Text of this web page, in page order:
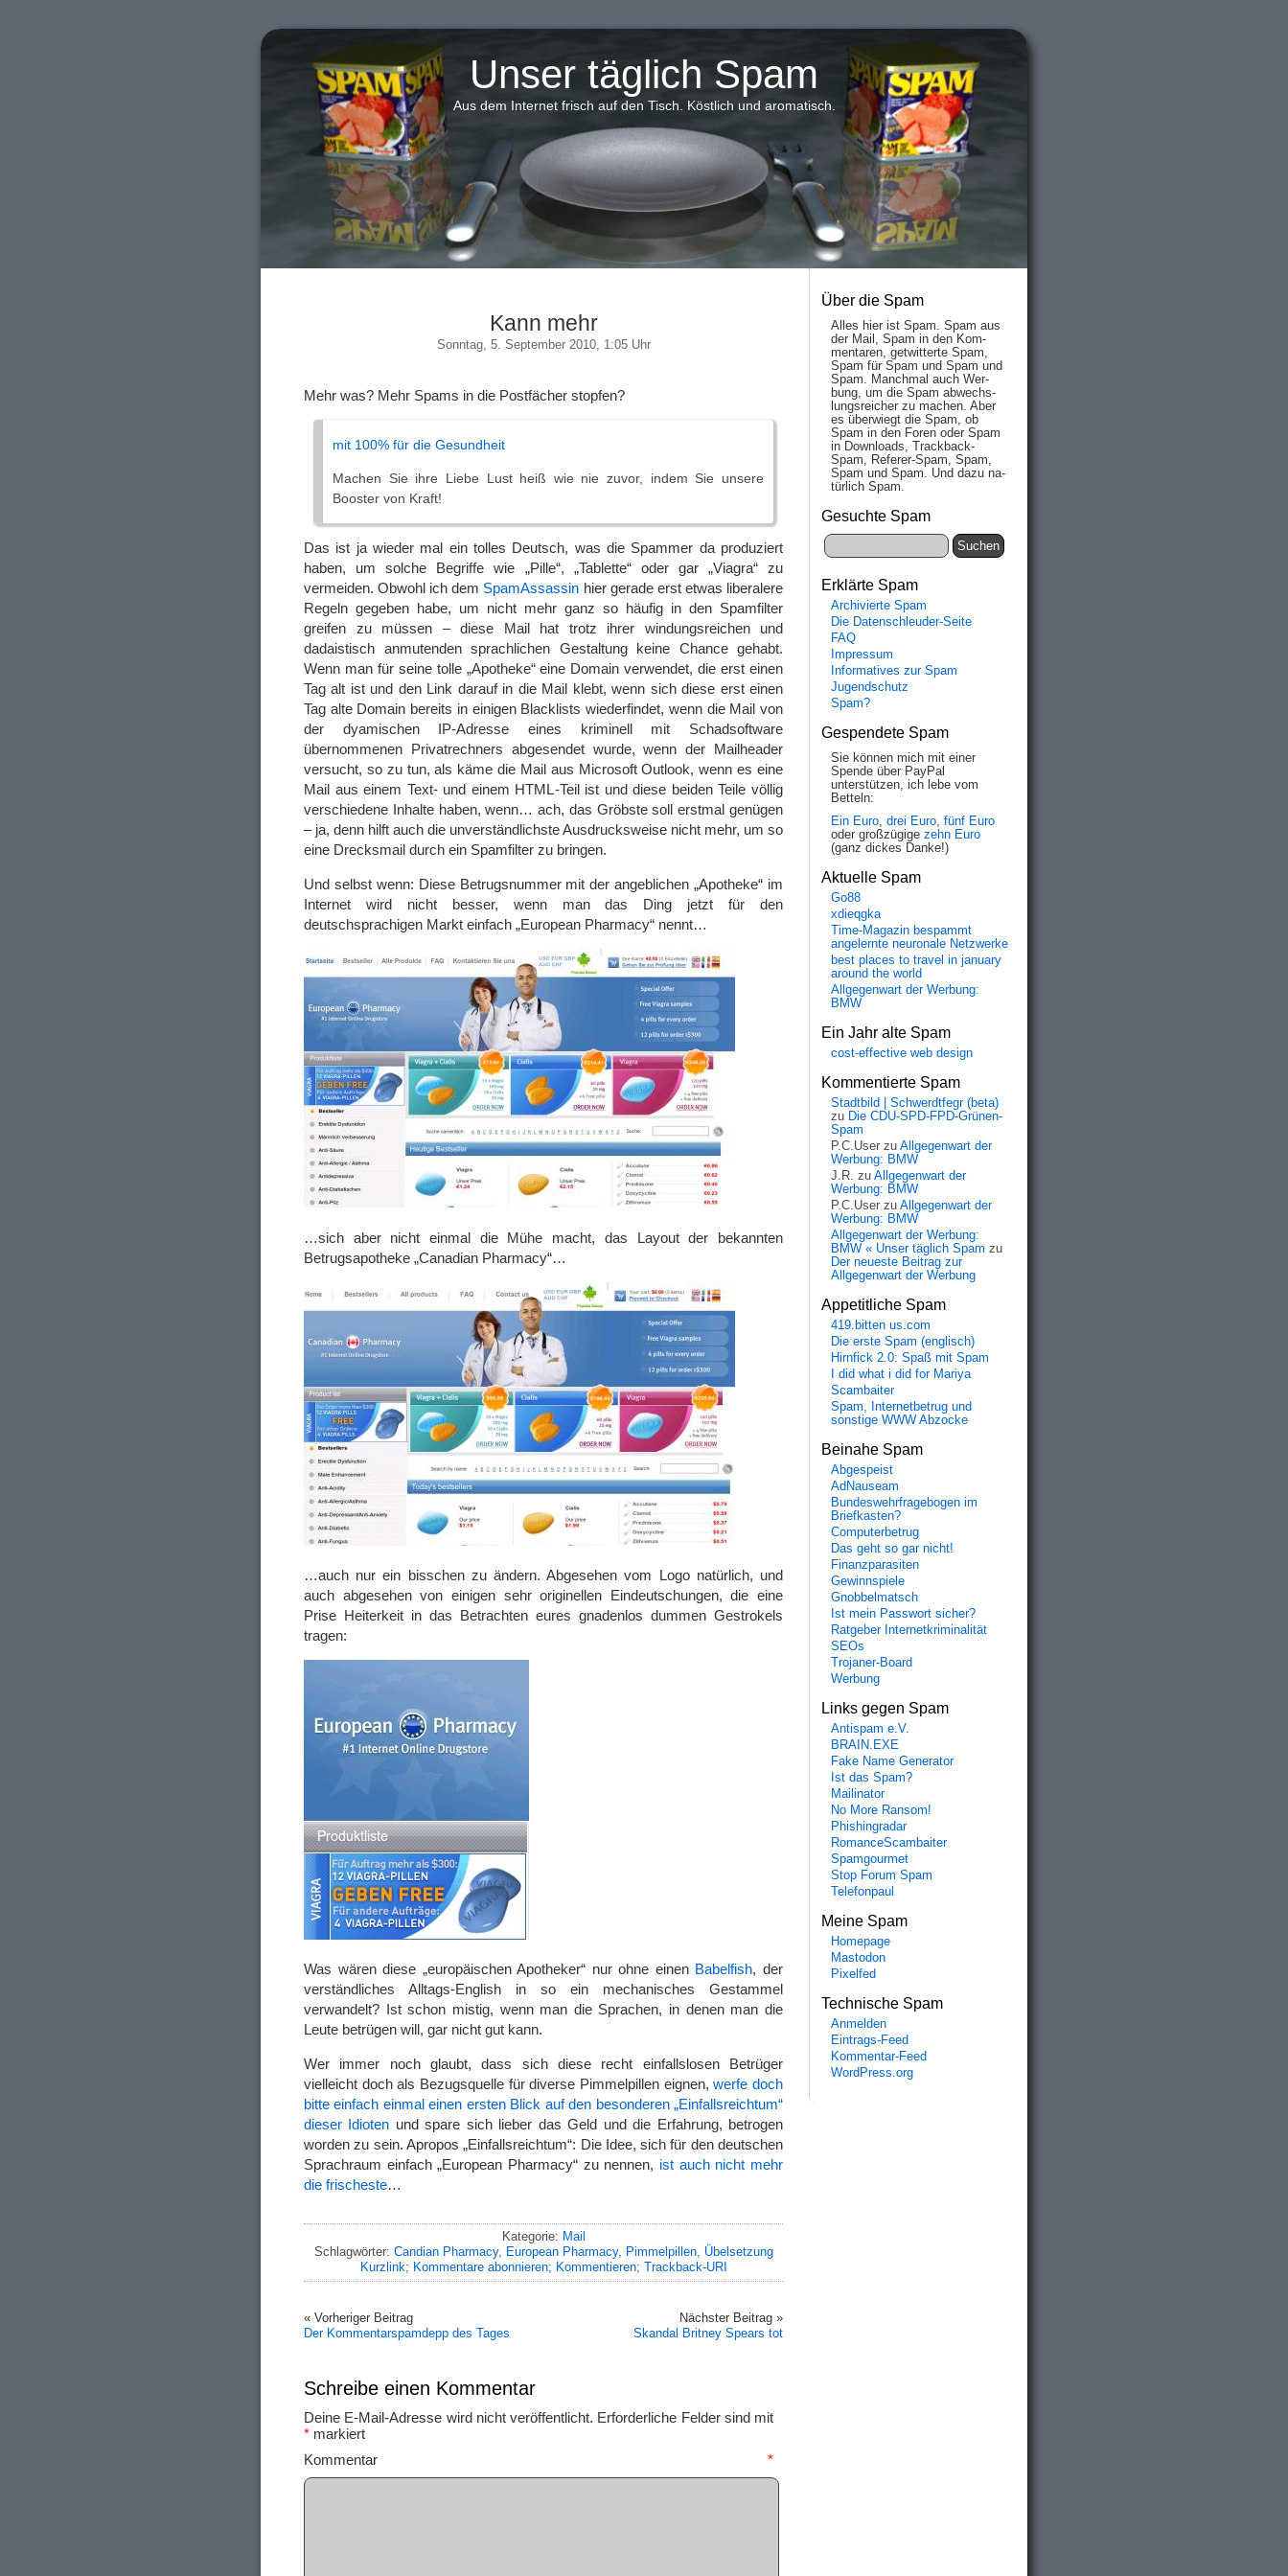
Unser täglich Spam
Aus dem Internet frisch auf den Tisch. Köstlich und aromatisch.
Kann mehr
Sonntag, 5. September 2010, 1:05 Uhr
Mehr was? Mehr Spams in die Postfächer stopfen?
mit 100% für die Gesundheit
Machen Sie ihre Liebe Lust heiß wie nie zuvor, indem Sie unsere
Booster von Kraft!
Das ist ja wieder mal ein tolles Deutsch, was die Spammer da produziert
haben, um solche Begriffe wie „Pille“, „Tablette“ oder gar „Viagra“ zu
vermeiden. Obwohl ich dem SpamAssassin hier gerade erst etwas liberalere
Regeln gegeben habe, um nicht mehr ganz so häufig in den Spamfilter
greifen zu müssen – diese Mail hat trotz ihrer windungsreichen und
dadaistisch anmutenden sprachlichen Gestaltung keine Chance gehabt.
Wenn man für seine tolle „Apotheke“ eine Domain verwendet, die erst einen
Tag alt ist und den Link darauf in die Mail klebt, wenn sich diese erst einen
Tag alte Domain bereits in einigen Blacklists wiederfindet, wenn die Mail von
der dyamischen IP-Adresse eines kriminell mit Schadsoftware
übernommenen Privatrechners abgesendet wurde, wenn der Mailheader
versucht, so zu tun, als käme die Mail aus Microsoft Outlook, wenn es eine
Mail aus einem Text- und einem HTML-Teil ist und diese beiden Teile völlig
verschiedene Inhalte haben, wenn… ach, das Gröbste soll erstmal genügen
– ja, denn hilft auch die unverständlichste Ausdrucksweise nicht mehr, um so
eine Drecksmail durch ein Spamfilter zu bringen.
Und selbst wenn: Diese Betrugsnummer mit der angeblichen „Apotheke“ im
Internet wird nicht besser, wenn man das Ding jetzt für den
deutschsprachigen Markt einfach „European Pharmacy“ nennt…
…sich aber nicht einmal die Mühe macht, das Layout der bekannten
Betrugsapotheke „Canadian Pharmacy“…
…auch nur ein bisschen zu ändern. Abgesehen vom Logo natürlich, und
auch abgesehen von einigen sehr originellen Eindeutschungen, die eine
Prise Heiterkeit in das Betrachten eures gnadenlos dummen Gestrokels
tragen:
Was wären diese „europäischen Apotheker“ nur ohne einen Babelfish, der
verständliches Alltags-English in so ein mechanisches Gestammel
verwandelt? Ist schon mistig, wenn man die Sprachen, in denen man die
Leute betrügen will, gar nicht gut kann.
Wer immer noch glaubt, dass sich diese recht einfallslosen Betrüger
vielleicht doch als Bezugsquelle für diverse Pimmelpillen eignen,werfe doch
bitte einfach einmal einen ersten Blick auf den besonderen „Einfallsreichtum“
dieser Idioten und spare sich lieber das Geld und die Erfahrung, betrogen
worden zu sein. Apropos „Einfallsreichtum“: Die Idee, sich für den deutschen
Sprachraum einfach „European Pharmacy“ zu nennen, ist auch nicht mehr
die frischeste…
Kategorie: Mail
Schlagwörter: Candian Pharmacy, European Pharmacy, Pimmelpillen, Übelsetzung
Kurzlink; Kommentare abonnieren; Kommentieren; Trackback-URI
« Vorheriger Beitrag
Der Kommentarspamdepp des Tages
Nächster Beitrag »
Skandal Britney Spears tot
Schreibe einen Kommentar
Deine E-Mail-Adresse wird nicht veröffentlicht. Erforderliche Felder sind mit
* markiert
Kommentar *
Über die Spam
Alles hier ist Spam. Spam aus
der Mail, Spam in den Kom­
men­taren, ge­twit­ter­te Spam,
Spam für Spam und Spam und
Spam. Manch­mal auch Wer­
bung, um die Spam ab­wechs­
lungs­reich­er zu mach­en. Aber
es über­wiegt die Spam, ob
Spam in den Fo­ren oder Spam
in Down­loads, Track­back-
Spam, Re­fe­rer-Spam, Spam,
Spam und Spam. Und da­zu na­
tür­lich Spam.
Gesuchte Spam
Erklärte Spam
Archivierte Spam
Die Datenschleuder-Seite
FAQ
Impressum
Informatives zur Spam
Jugendschutz
Spam?
Gespendete Spam
Sie können mich mit einer
Spende über PayPal
unterstützen, ich lebe vom
Betteln:
Ein Euro, drei Euro, fünf Euro
oder großzügige zehn Euro
(ganz dickes Danke!)
Aktuelle Spam
Go88
xdieqgka
Time-Magazin bespammt
angelernte neuronale Netzwerke
best places to travel in january
around the world
Allgegenwart der Werbung:
BMW
Ein Jahr alte Spam
cost-effective web design
Kommentierte Spam
Stadtbild | Schwerdtfegr (beta)
zu Die CDU-SPD-FPD-Grünen-
Spam
P.C.User zu Allgegenwart der
Werbung: BMW
J.R. zu Allgegenwart der
Werbung: BMW
P.C.User zu Allgegenwart der
Werbung: BMW
Allgegenwart der Werbung:
BMW « Unser täglich Spam zu
Der neueste Beitrag zur
Allgegenwart der Werbung
Appetitliche Spam
419.bitten us.com
Die erste Spam (englisch)
Hirnfick 2.0: Spaß mit Spam
I did what i did for Mariya
Scambaiter
Spam, Internetbetrug und
sonstige WWW Abzocke
Beinahe Spam
Abgespeist
AdNauseam
Bundeswehrfragebogen im
Briefkasten?
Computerbetrug
Das geht so gar nicht!
Finanzparasiten
Gewinnspiele
Gnobbelmatsch
Ist mein Passwort sicher?
Ratgeber Internetkriminalität
SEOs
Trojaner-Board
Werbung
Links gegen Spam
Antispam e.V.
BRAIN.EXE
Fake Name Generator
Ist das Spam?
Mailinator
No More Ransom!
Phishingradar
RomanceScambaiter
Spamgourmet
Stop Forum Spam
Telefonpaul
Meine Spam
Homepage
Mastodon
Pixelfed
Technische Spam
Anmelden
Eintrags-Feed
Kommentar-Feed
WordPress.org